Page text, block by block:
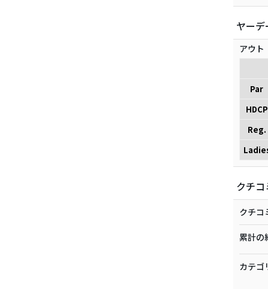
ヤーデ
アウト
Par
HDCP
Reg.
クチ
クチコ
累計の
カテゴ